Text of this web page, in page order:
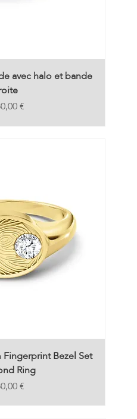
avec halo et bande
€
Fingerprint Bezel Set
Ring
€